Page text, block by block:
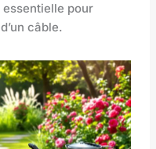
pour
câble.